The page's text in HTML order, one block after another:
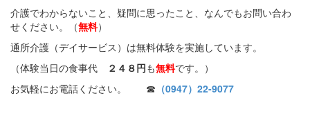
介護でわからないこと、疑問に思ったこと、なんでもお問い合わ
せください。（無料）
通所介護（デイサービス）は無料体験を実施しています。
（体験当日の食事代
２４８円も無料です。）
お気軽にお電話ください。 ☎ （0947）22-9077